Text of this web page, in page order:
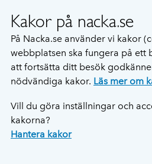
Kakor på nacka.se
På Nacka.se använder vi kakor
webbplatsen ska fungera på ett
att fortsätta ditt besök
nödvändiga kakor. Läs mer om
Vill du göra inställningar och
kakorna?
Hantera kakor